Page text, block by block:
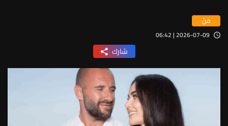
فنّ
2026-07-09 | 06:42
شارك